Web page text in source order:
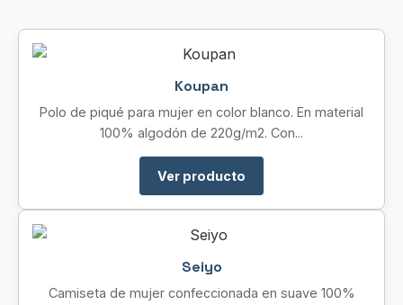
Koupan
Polo de piqué para mujer en color blanco. En material
100% algodón de 220g/m2. Con...
Ver producto
Seiyo
Camiseta de mujer confeccionada en suave 100%